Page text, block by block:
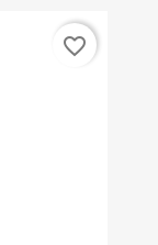
favorite_border